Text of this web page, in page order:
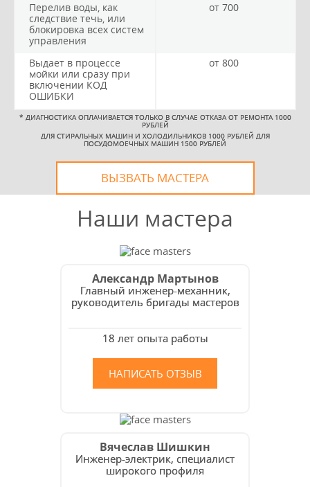
Перелив воды, как
следствие течь, или
блокировка всех систем
управления
от 700
Выдает в процессе
мойки или сразу при
включении КОД
ОШИБКИ
от 800
* ДИАГНОСТИКА ОПЛАЧИВАЕТСЯ ТОЛЬКО В СЛУЧАЕ ОТКАЗА ОТ РЕМОНТА 1000
РУБЛЕЙ
ДЛЯ СТИРАЛЬНЫХ МАШИН И ХОЛОДИЛЬНИКОВ 1000 РУБЛЕЙ ДЛЯ
ПОСУДОМОЕЧНЫХ МАШИН 1500 РУБЛЕЙ
ВЫЗВАТЬ МАСТЕРА
Наши мастера
Александр Мартынов
Главный инженер-механник,
руководитель бригады мастеров
18 лет опыта работы
НАПИСАТЬ ОТЗЫВ
Вячеслав Шишкин
Инженер-электрик, специалист
широкого профиля